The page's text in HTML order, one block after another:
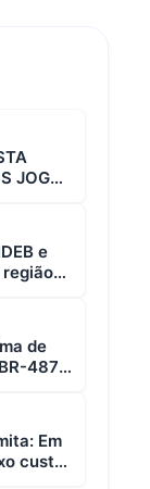
JOGOS
e
região
de
487
Em
custa